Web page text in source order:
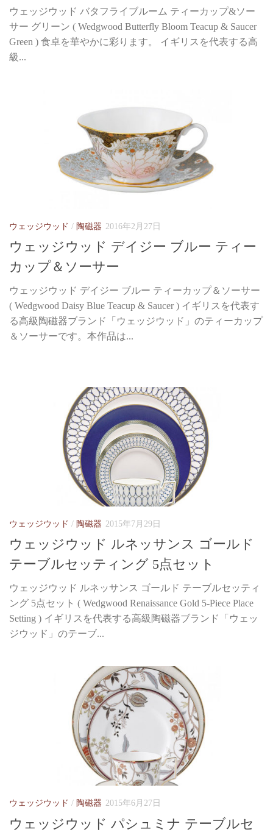
ウェッジウッド バタフライブルーム ティーカップ&ソー
サー グリーン ( Wedgwood Butterfly Bloom Teacup & Saucer
Green ) 食卓を華やかに彩ります。 イギリスを代表する高
級...
ウェッジウッド / 陶磁器 2016年2月27日
ウェッジウッド デイジー ブルー ティー
カップ＆ソーサー
ウェッジウッド デイジー ブルー ティーカップ＆ソーサー
( Wedgwood Daisy Blue Teacup & Saucer ) イギリスを代表す
る高級陶磁器ブランド「ウェッジウッド」のティーカップ
＆ソーサーです。本作品は...
ウェッジウッド / 陶磁器 2015年7月29日
ウェッジウッド ルネッサンス ゴールド
テーブルセッティング 5点セット
ウェッジウッド ルネッサンス ゴールド テーブルセッティ
ング 5点セット ( Wedgwood Renaissance Gold 5-Piece Place
Setting ) イギリスを代表する高級陶磁器ブランド「ウェッ
ジウッド」のテーブ...
ウェッジウッド / 陶磁器 2015年6月27日
ウェッジウッド パシュミナ テーブルセ